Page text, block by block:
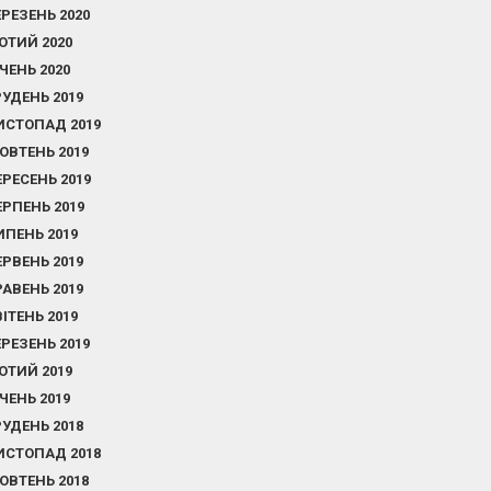
2020
2020
2020
2019
2019
2019
2019
2019
2019
2019
2019
2019
2019
2019
2019
2018
2018
2018